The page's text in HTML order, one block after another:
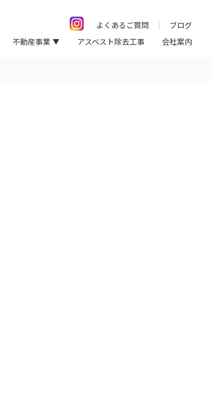
よくあるご質問
ブログ
不動産事業 アスベスト除去工事 会社案内